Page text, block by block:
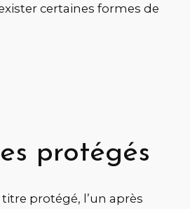
certaines formes de
protégés
protégé, l’un après